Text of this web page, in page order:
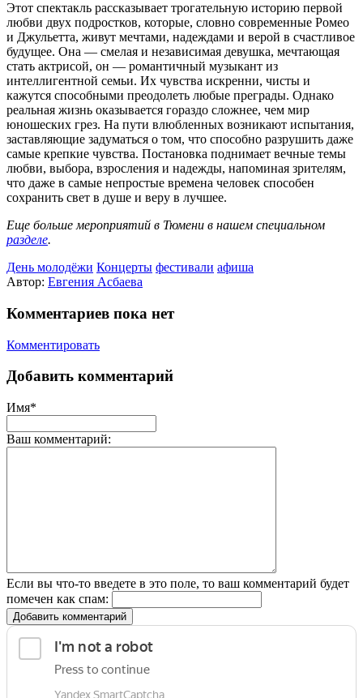
Этот спектакль рассказывает трогательную историю первой
любви двух подростков, которые, словно современные Ромео
и Джульетта, живут мечтами, надеждами и верой в счастливое
будущее. Она — смелая и независимая девушка, мечтающая
стать актрисой, он — романтичный музыкант из
интеллигентной семьи. Их чувства искренни, чисты и
кажутся способными преодолеть любые преграды. Однако
реальная жизнь оказывается гораздо сложнее, чем мир
юношеских грез. На пути влюбленных возникают испытания,
заставляющие задуматься о том, что способно разрушить даже
самые крепкие чувства. Постановка поднимает вечные темы
любви, выбора, взросления и надежды, напоминая зрителям,
что даже в самые непростые времена человек способен
сохранить свет в душе и веру в лучшее.
Еще больше мероприятий в Тюмени в нашем специальном
разделе.
День молодёжи Концерты фестивали афиша
Автор: Евгения Асбаева
Комментариев пока нет
Комментировать
Добавить комментарий
Имя*
Ваш комментарий:
Если вы что-то введете в это поле, то ваш комментарий будет
помечен как спам:
Добавить комментарий